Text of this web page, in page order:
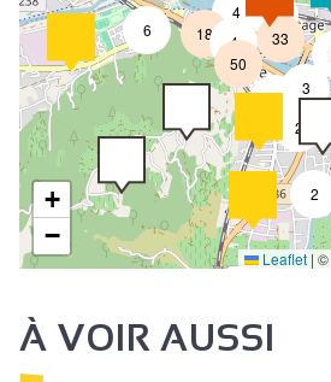
2
2
6
4
4
18
7
2
3
50
33
+
−
Leaflet | ©
À VOIR AUSSI